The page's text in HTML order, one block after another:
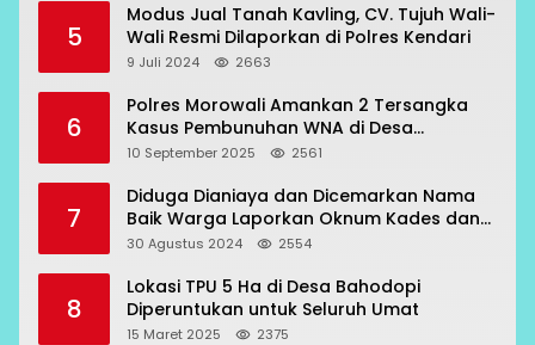
5
Modus Jual Tanah Kavling, CV. Tujuh Wali-
Wali Resmi Dilaporkan di Polres Kendari
9 Juli 2024 2663
6
Polres Morowali Amankan 2 Tersangka
Kasus Pembunuhan WNA di Desa
Topogaro
10 September 2025 2561
7
Diduga Dianiaya dan Dicemarkan Nama
Baik Warga Laporkan Oknum Kades dan
Oknum Polisi
30 Agustus 2024 2554
8
Lokasi TPU 5 Ha di Desa Bahodopi
Diperuntukan untuk Seluruh Umat
15 Maret 2025 2375